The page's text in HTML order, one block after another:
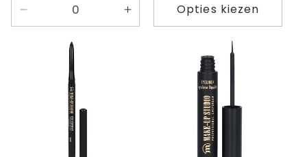
verlagen
Aantal
verhogen
Opties kiezen